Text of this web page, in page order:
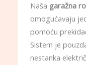
Naša garažna
omogućavaju
pomoću
Sistem je
nestanka